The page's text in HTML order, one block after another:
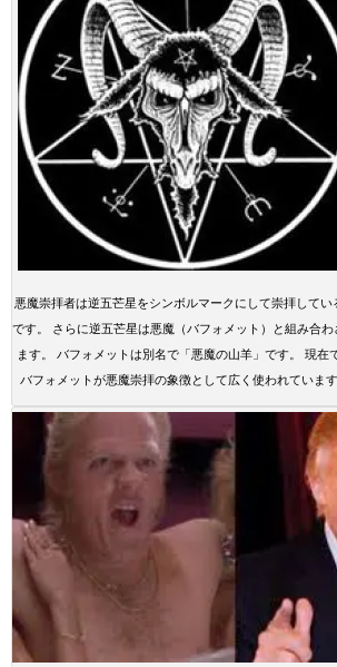
悪魔崇拝者は逆五芒星をシンボルマークにして崇拝してい
です。 さらに逆五芒星は悪魔（バフォメット）と組み合わ
ます。 バフォメットは別名で「悪魔の山羊」です。 現在
バフォメットが悪魔崇拝の象徴として広く使われています